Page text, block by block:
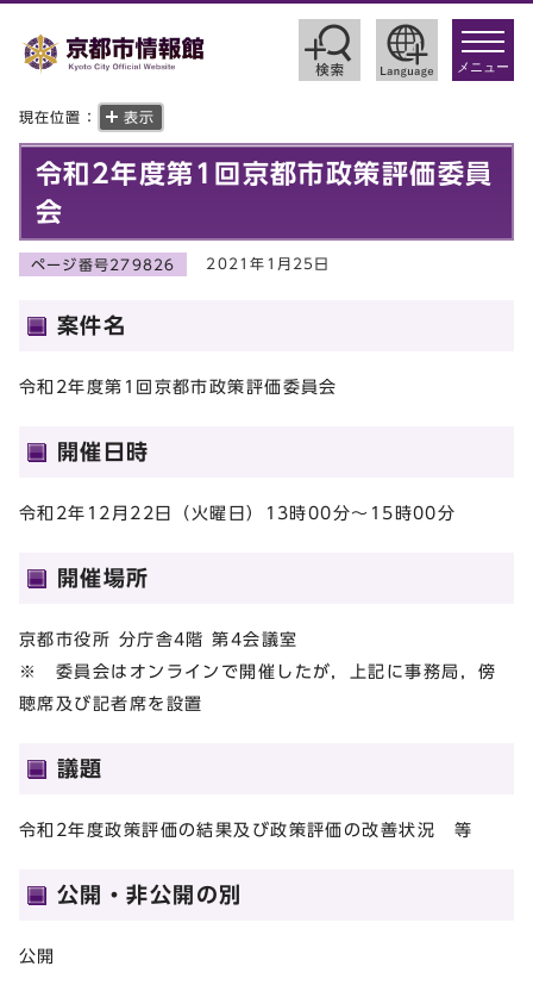
toggle
メニュー
現在位置： 表示
令和2年度第1回京都市政策評価委員
会
ページ番号279826 2021年1月25日
案件名
令和2年度第1回京都市政策評価委員会
開催日時
令和2年12月22日（火曜日）13時00分～15時00分
開催場所
京都市役所 分庁舎4階 第4会議室
※ 委員会はオンラインで開催したが，上記に事務局，傍
聴席及び記者席を設置
議題
令和2年度政策評価の結果及び政策評価の改善状況 等
公開・非公開の別
公開